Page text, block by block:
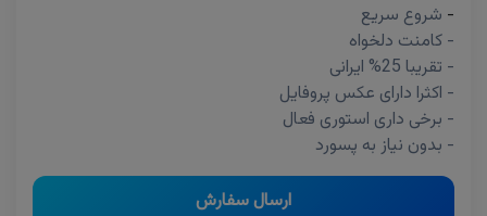
- شروع سریع
- کامنت دلخواه
- تقریبا 25% ایرانی
- اکثرا دارای عکس پروفایل
- برخی داری استوری فعال
- بدون نیاز به پسورد
ارسال سفارش